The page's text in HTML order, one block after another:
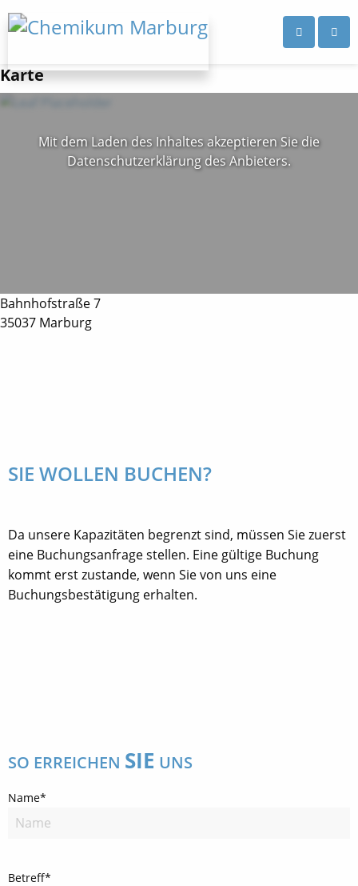
Karte
Mit dem Laden des Inhaltes akzeptieren Sie die
Datenschutzerklärung des Anbieters.
Bahnhofstraße 7
35037 Marburg
SIE WOLLEN BUCHEN?
Da unsere Kapazitäten begrenzt sind, müssen Sie zuerst
eine Buchungsanfrage stellen. Eine gültige Buchung
kommt erst zustande, wenn Sie von uns eine
Buchungsbestätigung erhalten.
SO ERREICHEN SIE UNS
Name*
Betreff*